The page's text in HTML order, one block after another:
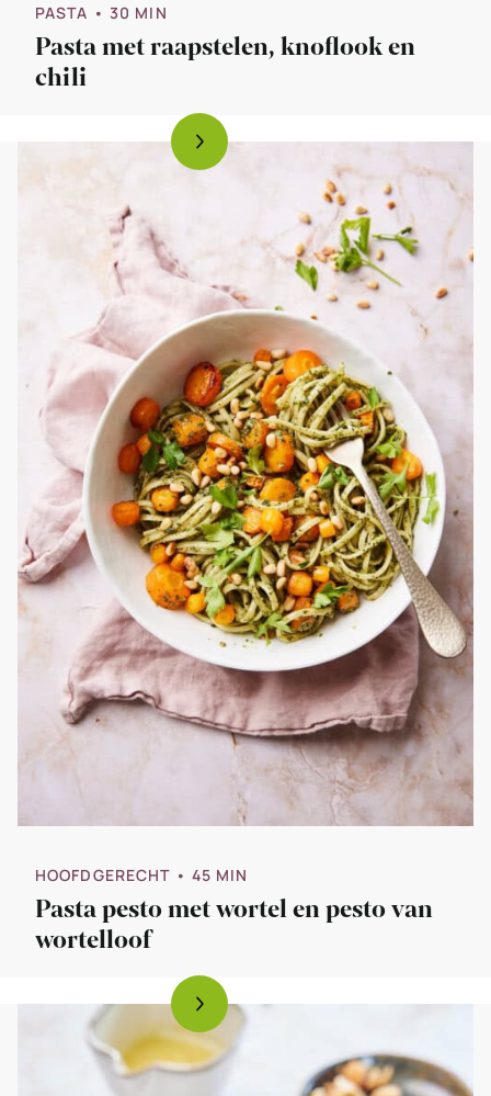
PASTA • 30 MIN
Pasta met raapstelen, knoflook en
chili
HOOFDGERECHT • 45 MIN
Pasta pesto met wortel en pesto van
wortelloof